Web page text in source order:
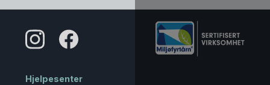
Hjelpesenter